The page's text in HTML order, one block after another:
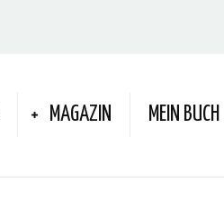
MAGAZIN MEIN BUCH